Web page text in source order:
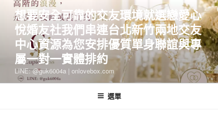
想要安全可靠的交友環境就選戀愛心
悅婚友社我們串連台北新竹兩地交友
中心資源為您安排優質單身聯誼與專
屬一對一實體排約
LINE: @guk6004a | onlovebox.com
選單